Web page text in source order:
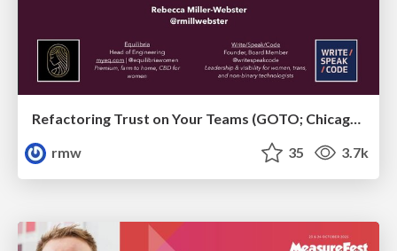
Refactoring Trust on Your Teams (GOTO; Chicago 2020)
rmw
35 3.7k